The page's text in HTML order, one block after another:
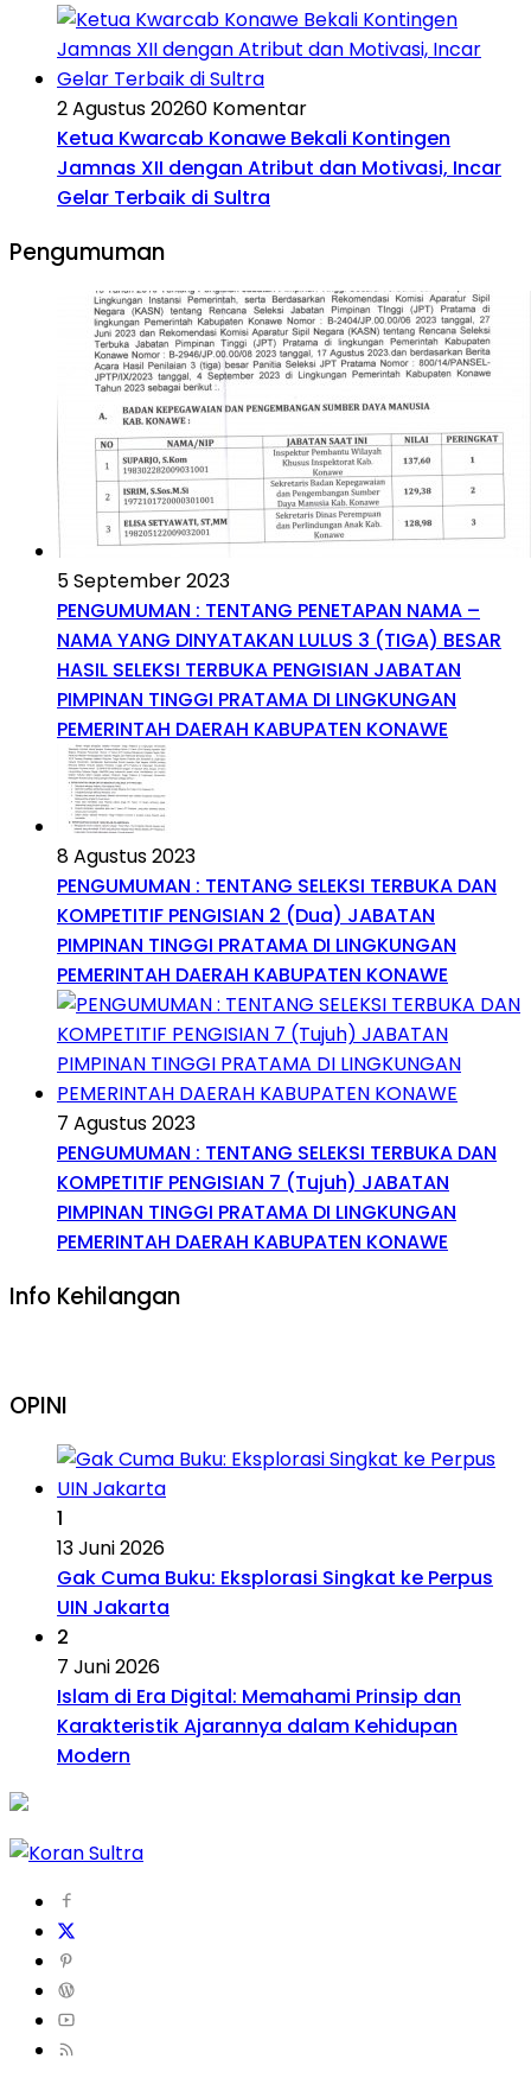
2 Agustus 20260 Komentar
Ketua Kwarcab Konawe Bekali Kontingen
Jamnas XII dengan Atribut dan Motivasi, Incar
Gelar Terbaik di Sultra
Pengumuman
5 September 2023
PENGUMUMAN : TENTANG PENETAPAN NAMA –
NAMA YANG DINYATAKAN LULUS 3 (TIGA) BESAR
HASIL SELEKSI TERBUKA PENGISIAN JABATAN
PIMPINAN TINGGI PRATAMA DI LINGKUNGAN
PEMERINTAH DAERAH KABUPATEN KONAWE
8 Agustus 2023
PENGUMUMAN : TENTANG SELEKSI TERBUKA DAN
KOMPETITIF PENGISIAN 2 (Dua) JABATAN
PIMPINAN TINGGI PRATAMA DI LINGKUNGAN
PEMERINTAH DAERAH KABUPATEN KONAWE
7 Agustus 2023
PENGUMUMAN : TENTANG SELEKSI TERBUKA DAN
KOMPETITIF PENGISIAN 7 (Tujuh) JABATAN
PIMPINAN TINGGI PRATAMA DI LINGKUNGAN
PEMERINTAH DAERAH KABUPATEN KONAWE
Info Kehilangan
OPINI
1
13 Juni 2026
Gak Cuma Buku: Eksplorasi Singkat ke Perpus
UIN Jakarta
2
7 Juni 2026
Islam di Era Digital: Memahami Prinsip dan
Karakteristik Ajarannya dalam Kehidupan
Modern